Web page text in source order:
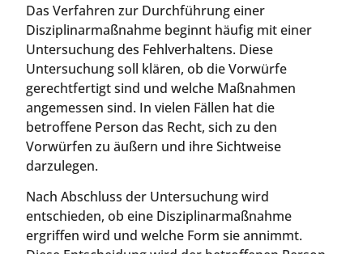
Das Verfahren zur Durchführung einer
Disziplinarmaßnahme beginnt häufig mit einer
Untersuchung des Fehlverhaltens. Diese
Untersuchung soll klären, ob die Vorwürfe
gerechtfertigt sind und welche Maßnahmen
angemessen sind. In vielen Fällen hat die
betroffene Person das Recht, sich zu den
Vorwürfen zu äußern und ihre Sichtweise
darzulegen.
Nach Abschluss der Untersuchung wird
entschieden, ob eine Disziplinarmaßnahme
ergriffen wird und welche Form sie annimmt.